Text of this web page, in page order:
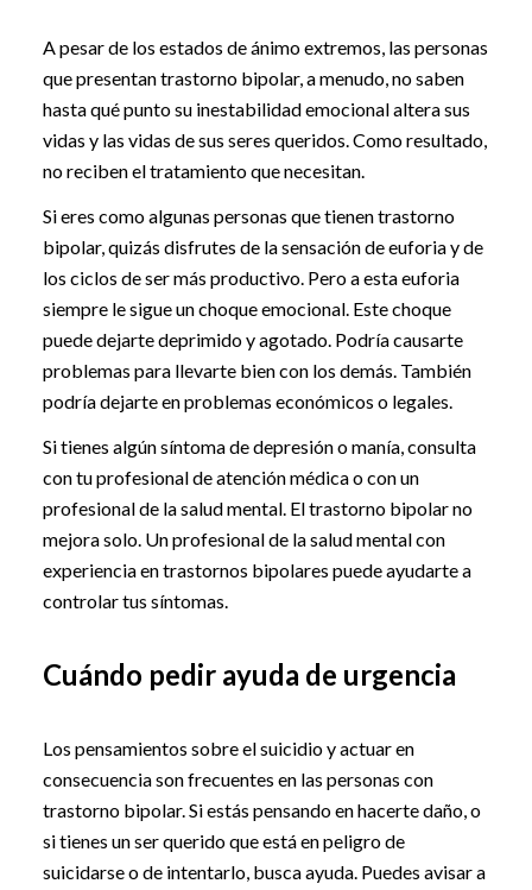
A pesar de los estados de ánimo extremos, las personas
que presentan trastorno bipolar, a menudo, no saben
hasta qué punto su inestabilidad emocional altera sus
vidas y las vidas de sus seres queridos. Como resultado,
no reciben el tratamiento que necesitan.
Si eres como algunas personas que tienen trastorno
bipolar, quizás disfrutes de la sensación de euforia y de
los ciclos de ser más productivo. Pero a esta euforia
siempre le sigue un choque emocional. Este choque
puede dejarte deprimido y agotado. Podría causarte
problemas para llevarte bien con los demás. También
podría dejarte en problemas económicos o legales.
Si tienes algún síntoma de depresión o manía, consulta
con tu profesional de atención médica o con un
profesional de la salud mental. El trastorno bipolar no
mejora solo. Un profesional de la salud mental con
experiencia en trastornos bipolares puede ayudarte a
controlar tus síntomas.
Cuándo pedir ayuda de urgencia
Los pensamientos sobre el suicidio y actuar en
consecuencia son frecuentes en las personas con
trastorno bipolar. Si estás pensando en hacerte daño, o
si tienes un ser querido que está en peligro de
suicidarse o de intentarlo, busca ayuda. Puedes avisar a